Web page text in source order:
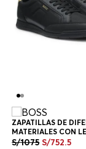
ZAPATILLAS DE
MATERIALES CON
TRASERA EN
S/1075 S/752.5